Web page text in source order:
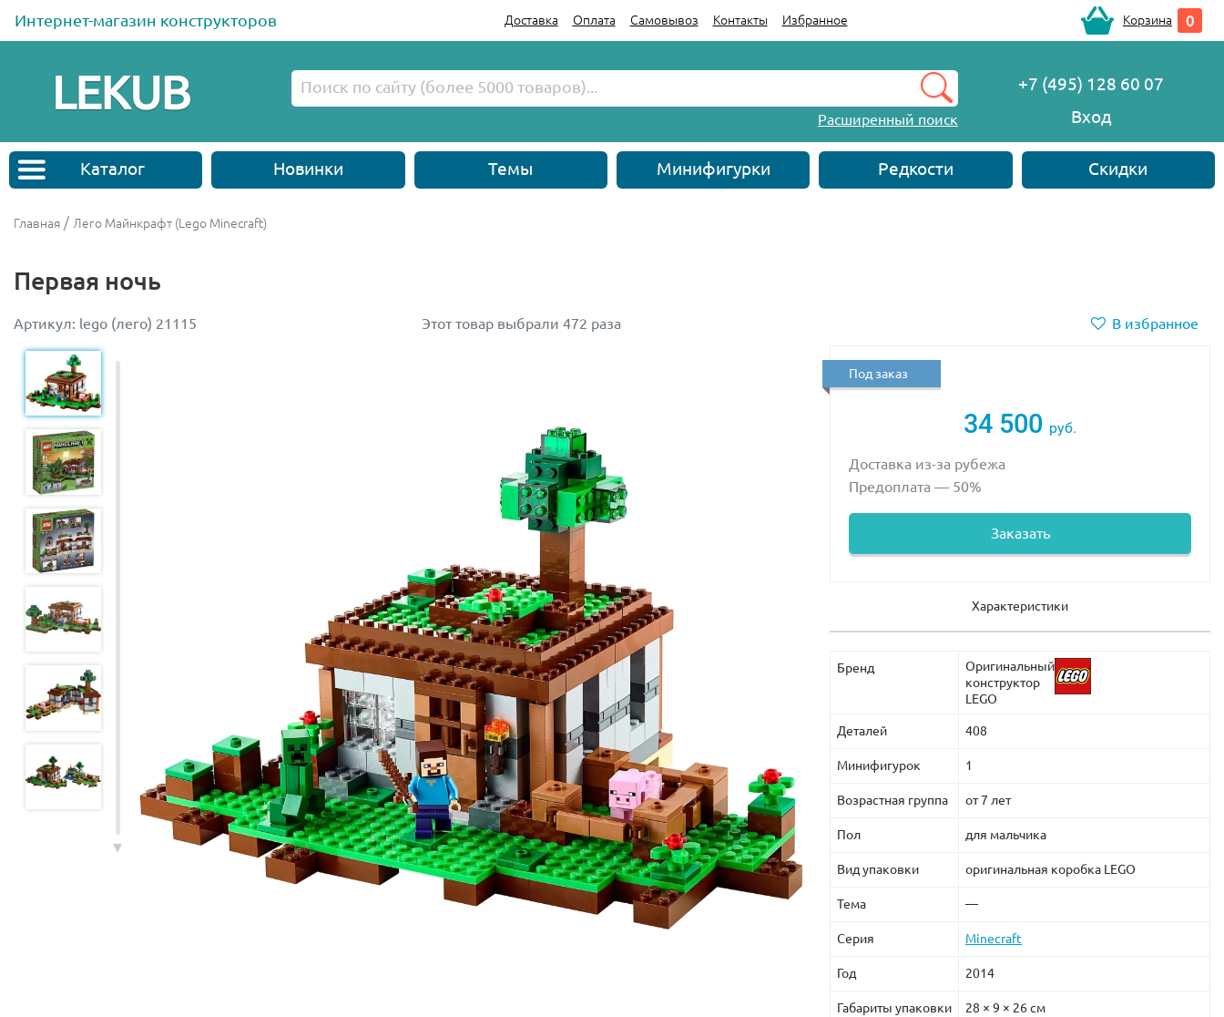
Интернет-магазин конструкторов Доставка Оплата Самовывоз Контакты Избранное Корзина 0
Расширенный поиск
+7 (495) 128 60 07
Вход
Каталог Новинки Темы Минифигурки Редкости Скидки
Главная / Лего Майнкрафт (Lego Minecraft)
Первая ночь
Артикул: lego (лего) 21115 Этот товар выбрали 472 раза В избранное
34 500 руб.
Доставка из-за рубежа
Предоплата — 50%
Заказать
Под заказ
Характеристики
Бренд
Оригинальный
конструктор
LEGO
Деталей 408
Минифигурок 1
Возрастная группа от 7 лет
Пол для мальчика
Вид упаковки оригинальная коробка LEGO
Тема —
Серия Minecraft
Год 2014
Габариты упаковки 28 × 9 × 26 см